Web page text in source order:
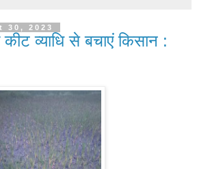
30, 2023
व्याधि से बचाएं किसान :